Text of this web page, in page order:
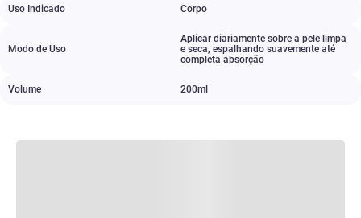
Uso Indicado Corpo
Modo de Uso
Aplicar diariamente sobre a pele limpa
e seca, espalhando suavemente até
completa absorção
Volume 200ml